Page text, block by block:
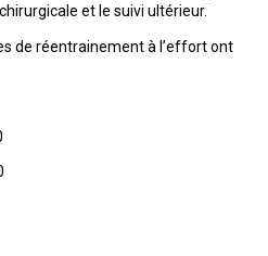
et le suivi ultérieur.
de réentrainement à l’effort ont